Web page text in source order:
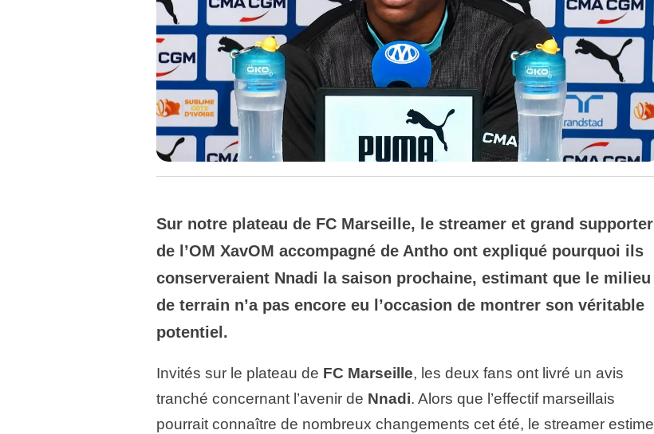
Sur notre plateau de FC Marseille, le streamer et grand supporter
de l’OM XavOM accompagné de Antho ont expliqué pourquoi ils
conserveraient Nnadi la saison prochaine, estimant que le milieu
de terrain n’a pas encore eu l’occasion de montrer son véritable
potentiel.
Invités sur le plateau de FC Marseille, les deux fans ont livré un avis
tranché concernant l’avenir de Nnadi. Alors que l’effectif marseillais
pourrait connaître de nombreux changements cet été, le streamer estime